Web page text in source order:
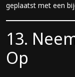
geplaatst met een
13.
Op